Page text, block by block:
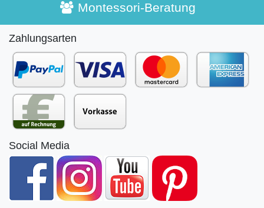
Montessori-Beratung
Zahlungsarten
Social Media